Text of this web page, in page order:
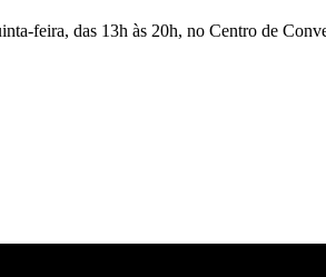
feira, das 13h às 20h, no Centro de